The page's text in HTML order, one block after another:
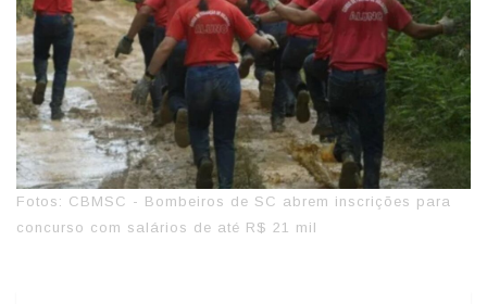
Fotos: CBMSC - Bombeiros de SC abrem inscrições para
concurso com salários de até R$ 21 mil